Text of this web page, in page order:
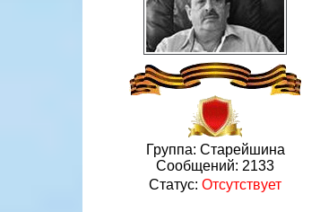
Группа: Старейшина
Сообщений: 2133
Статус: Отсутствует